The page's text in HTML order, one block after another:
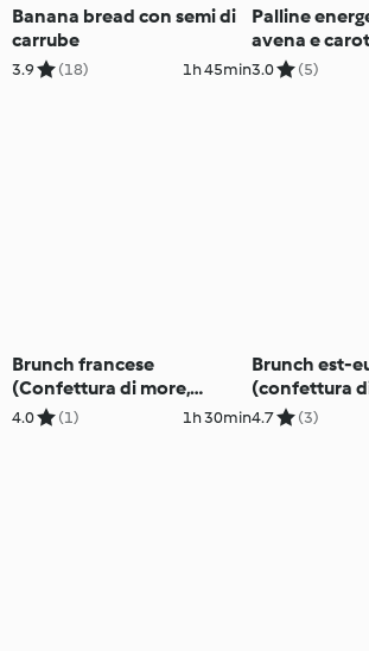
Banana bread con semi di
carrube
3.9 (18) 1h 45min
Palline
avena e
3.0 (5)
Brunch francese
(Confettura di more,
financier, frittata e croque
4.0 (1) 1h 30min
Brunch est-
(confettura
cornetti,
4.7 (3)